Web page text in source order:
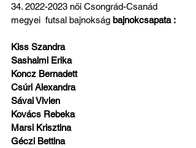
34. 2022-2023 női Csongrád-Csanád
megyei  futsal bajnokság bajnokcsapata :
Kiss Szandra
Sashalmi Erika
Koncz Bernadett
Csúri Alexandra
Sávai Vivien
Kovács Rebeka
Marsi Krisztina
Géczi Bettina